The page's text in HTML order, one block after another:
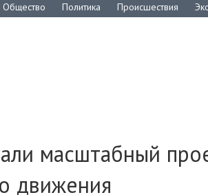
Общество Политика Происшествия
масштабный
движения